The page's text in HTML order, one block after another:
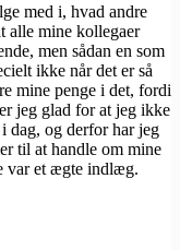
med i, hvad andre
alle mine kollegaer
men sådan en som
ikke når det er så
mine penge i det, fordi
jeg glad for at jeg ikke
dag, og derfor har jeg
til at handle om mine
var et ægte indlæg.